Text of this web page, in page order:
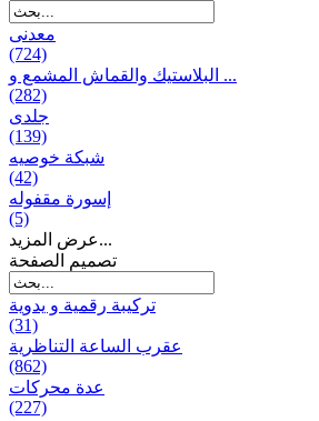
معدنی
(724)
البلاستيك والقماش المشمع و ...
(282)
جلدی
(139)
شبكة خوصیه
(42)
إسورة مقفوله
(5)
عرض المزيد...
تصميم الصفحة
تركيبة رقمية و يدوية
(31)
عقرب الساعة التناظرية
(862)
عدة محركات
(227)